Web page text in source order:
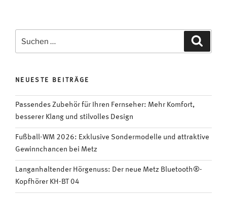
nach:
NEUESTE BEITRÄGE
Passendes Zubehör für Ihren Fernseher: Mehr Komfort,
besserer Klang und stilvolles Design
Fußball-WM 2026: Exklusive Sondermodelle und attraktive
Gewinnchancen bei Metz
Langanhaltender Hörgenuss: Der neue Metz Bluetooth®-
Kopfhörer KH-BT 04